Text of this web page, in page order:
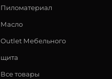
Пиломатериал
Масло
Outlet Мебельного
щита
Все товары